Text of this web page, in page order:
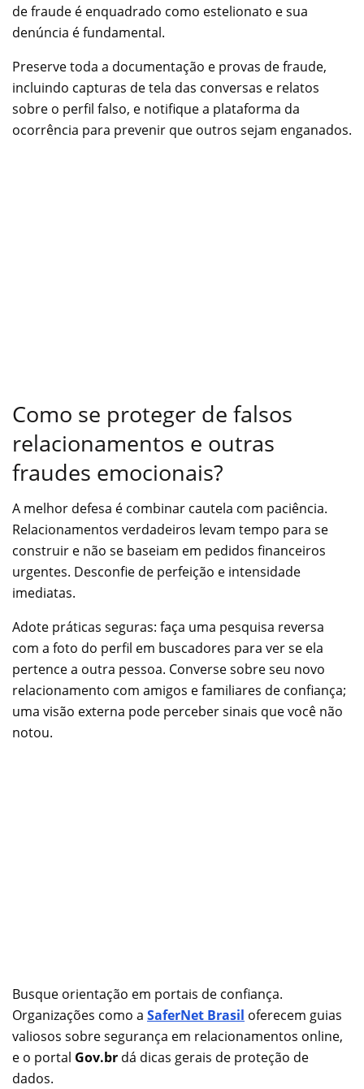
de fraude é enquadrado como estelionato e sua
denúncia é fundamental.
Preserve toda a documentação e provas de fraude,
incluindo capturas de tela das conversas e relatos
sobre o perfil falso, e notifique a plataforma da
ocorrência para prevenir que outros sejam enganados.
Como se proteger de falsos
relacionamentos e outras
fraudes emocionais?
A melhor defesa é combinar cautela com paciência.
Relacionamentos verdadeiros levam tempo para se
construir e não se baseiam em pedidos financeiros
urgentes. Desconfie de perfeição e intensidade
imediatas.
Adote práticas seguras: faça uma pesquisa reversa
com a foto do perfil em buscadores para ver se ela
pertence a outra pessoa. Converse sobre seu novo
relacionamento com amigos e familiares de confiança;
uma visão externa pode perceber sinais que você não
notou.
Busque orientação em portais de confiança.
Organizações como a SaferNet Brasil oferecem guias
valiosos sobre segurança em relacionamentos online,
e o portal Gov.br dá dicas gerais de proteção de
dados.